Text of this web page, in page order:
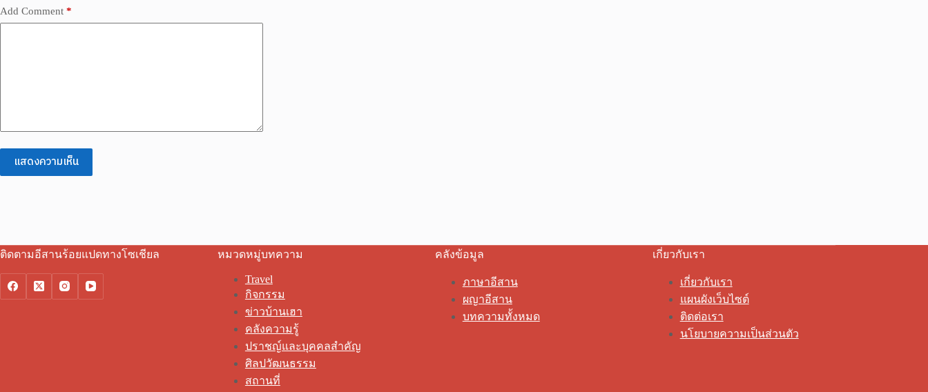
Add Comment *
แสดงความเห็น
ติดตามอีสานร้อยแปดทางโซเชียล หมวดหมู่บทความ
Travel
กิจกรรม
ข่าวบ้านเฮา
คลังความรู้
ปราชญ์และบุคคลสำคัญ
ศิลปวัฒนธรรม
สถานที่
คลังข้อมูล
ภาษาอีสาน
ผญาอีสาน
บทความทั้งหมด
เกี่ยวกับเรา
เกี่ยวกับเรา
แผนผังเว็บไซต์
ติดต่อเรา
นโยบายความเป็นส่วนตัว